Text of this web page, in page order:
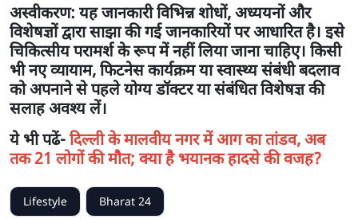
अस्वीकरण: यह जानकारी विभिन्न शोधों, अध्ययनों और
विशेषज्ञों द्वारा साझा की गई जानकारियों पर आधारित है। इसे
चिकित्सीय परामर्श के रूप में नहीं लिया जाना चाहिए। किसी
भी नए व्यायाम, फिटनेस कार्यक्रम या स्वास्थ्य संबंधी बदलाव
को अपनाने से पहले योग्य डॉक्टर या संबंधित विशेषज्ञ की
सलाह अवश्य लें।
ये भी पढें-दिल्ली के मालवीय नगर में आग का तांडव, अब
तक 21 लोगों की मौत; क्या है भयानक हादसे की वजह?
Lifestyle Bharat 24